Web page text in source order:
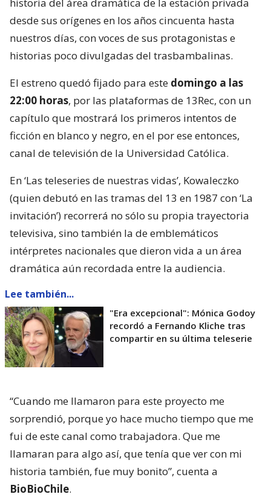
historia del área dramática de la estación privada
desde sus orígenes en los años cincuenta hasta
nuestros días, con voces de sus protagonistas e
historias poco divulgadas del trasbambalinas.
El estreno quedó fijado para este domingo a las
22:00 horas, por las plataformas de 13Rec, con un
capítulo que mostrará los primeros intentos de
ficción en blanco y negro, en el por ese entonces,
canal de televisión de la Universidad Católica.
En ‘Las teleseries de nuestras vidas’, Kowaleczko
(quien debutó en las tramas del 13 en 1987 con ‘La
invitación’) recorrerá no sólo su propia trayectoria
televisiva, sino también la de emblemáticos
intérpretes nacionales que dieron vida a un área
dramática aún recordada entre la audiencia.
Lee también...
"Era excepcional": Mónica Godoy
recordó a Fernando Kliche tras
compartir en su última teleserie
“Cuando me llamaron para este proyecto me
sorprendió, porque yo hace mucho tiempo que me
fui de este canal como trabajadora. Que me
llamaran para algo así, que tenía que ver con mi
historia también, fue muy bonito”, cuenta a
BioBioChile.